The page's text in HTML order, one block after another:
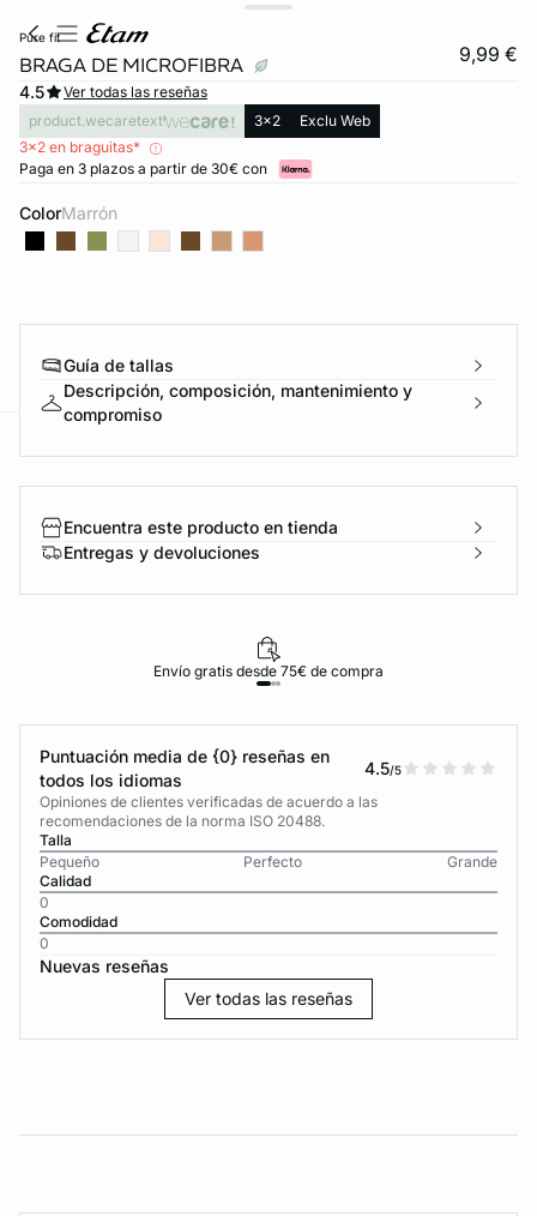
pure fit
BRAGA DE MICROFIBRA 9,99 €
4.5
Ver todas las reseñas
product.wecaretext
3x2
Exclu Web
3x2 en braguitas*
Paga en 3 plazos a partir de 30€ con
Color marrón
Guía de tallas
Descripción, composición, mantenimiento y
compromiso
Encuentra este producto en tienda
Entregas y devoluciones
Envío gratis desde 75€ de compra
Puntuación media de {0} reseñas en
todos los idiomas
4.5/5
Opiniones de clientes verificadas de acuerdo a las
recomendaciones de la norma ISO 20488.
Talla
Pequeño
Perfecto
Grande
Calidad
0
Comodidad
0
Nuevas reseñas
Ver todas las reseñas